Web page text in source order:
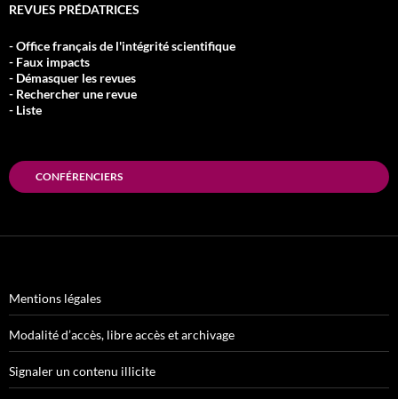
REVUES PRÉDATRICES
- Office français de l'intégrité scientifique
- Faux impacts
- Démasquer les revues
- Rechercher une revue
- Liste
CONFÉRENCIERS
Mentions légales
Modalité d’accès, libre accès et archivage
Signaler un contenu illicite